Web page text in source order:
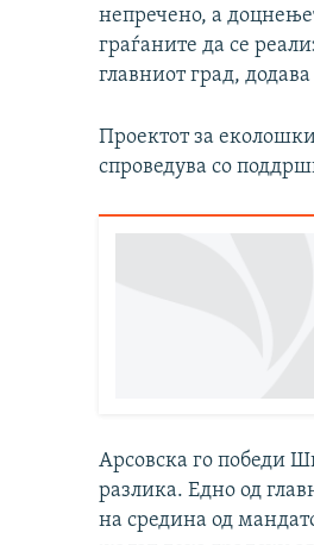
непречено, а
граѓаните да се
главниот град,
Проектот за
спроведува со
Арсовска го победи
разлика. Едно од
на средина од